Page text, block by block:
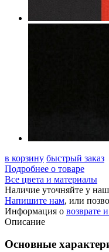
в корзину быстрый заказ
Подробнее о товаре
Все цвета и материалы
Наличие уточняйте у
Напишите нам, или
Информация о возврате
Описание
Основные